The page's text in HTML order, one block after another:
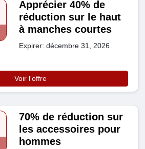
Apprécier 40% de
réduction sur le haut
à manches courtes
Expirer: décembre 31, 2026
Voir l'offre
70% de réduction sur
les accessoires pour
hommes